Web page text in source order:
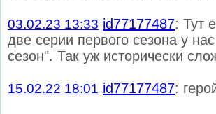
03.02.23 13:33 id77177487: Тут
две серии первого сезона у
сезон". Так уж исторически
15.02.22 18:01 id77177487: